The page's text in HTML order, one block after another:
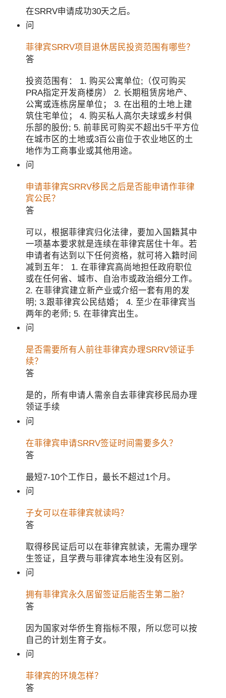
在SRRV申请成功30天之后。
问
菲律宾SRRV项目退休居民投资范围有哪些？
答
投资范围有： 1. 购买公寓单位;（仅可购买
PRA指定开发商楼房） 2. 长期租赁房地产、
公寓或连栋房屋单位； 3. 在出租的土地上建
筑住宅单位； 4. 购买私人高尔夫球或乡村俱
乐部的股份; 5. 前菲民可购买不超出5千平方位
在城市区的土地或3百公亩位于农业地区的土
地作为工商事业或其他用途。
问
申请菲律宾SRRV移民之后是否能申请作菲律
宾公民？
答
可以，根据菲律宾归化法律，要加入国籍其中
一项基本要求就是连续在菲律宾居住十年。若
申请者有达到以下任何资格，就可将入籍时间
减到五年： 1. 在菲律宾高尚地担任政府职位
或在任何省、城市、自治市或政治细分工作。
2. 在菲律宾建立新产业或介绍一套有用的发
明; 3.跟菲律宾公民结婚； 4. 至少在菲律宾当
两年的老师; 5. 在菲律宾出生。
问
是否需要所有人前往菲律宾办理SRRV领证手
续？
答
是的，所有申请人需亲自去菲律宾移民局办理
领证手续
问
在菲律宾申请SRRV签证时间需要多久？
答
最短7-10个工作日，最长不超过1个月。
问
子女可以在菲律宾就读吗？
答
取得移民证后可以在菲律宾就读，无需办理学
生签证，且学费与菲律宾本地生没有区别。
问
拥有菲律宾永久居留签证后能否生第二胎？
答
因为国家对华侨生育指标不限，所以您可以按
自己的计划生育子女。
问
菲律宾的环境怎样？
答